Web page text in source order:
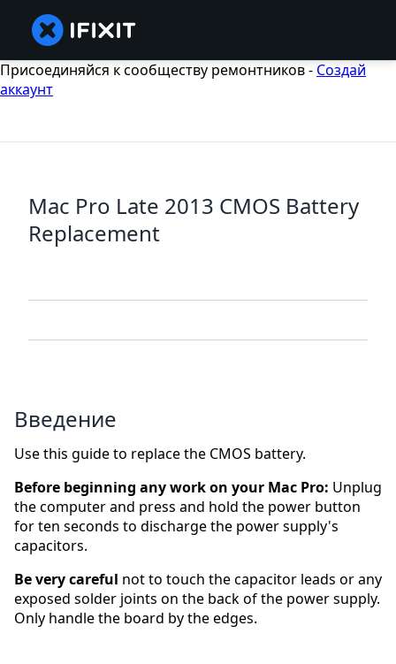
Присоединяйся к сообществу ремонтников - Создай
аккаунт
Mac Pro Late 2013 CMOS Battery
Replacement
Введение
Use this guide to replace the CMOS battery.
Before beginning any work on your Mac Pro: Unplug
the computer and press and hold the power button
for ten seconds to discharge the power supply's
capacitors.
Be very careful not to touch the capacitor leads or any
exposed solder joints on the back of the power supply.
Only handle the board by the edges.